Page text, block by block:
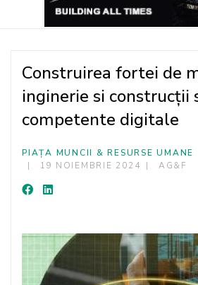
Construirea fortei de
inginerie si construcţii
competente digitale
PIAȚA MUNCII & RESURSE UMANE
19 NOIEMBRIE 2024
AG&F